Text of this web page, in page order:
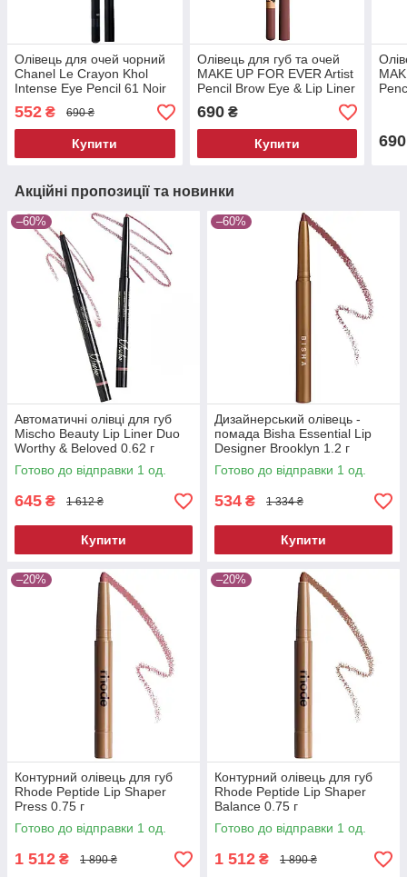
Олівець для очей чорний
Chanel Le Crayon Khol
Intense Eye Pencil 61 Noir
без коробки 1.4 г
552 ₴ 690 ₴
Купити
Олівець для губ та очей
MAKE UP FOR EVER Artist
Pencil Brow Eye & Lip Liner
708 Universal Earth без
плівки 1.4 г
690₴
Купити 690
Акційні пропозиції та новинки
–60%
Автоматичні олівці для губ
Mischo Beauty Lip Liner Duo
Worthy & Beloved 0.62 г
Готово до відправки 1 од.
645 ₴ 1 612 ₴
Купити
–60%
Дизайнерський олівець -
помада Bisha Essential Lip
Designer Brooklyn 1.2 г
Готово до відправки 1 од.
534 ₴ 1 334 ₴
Купити
–20%
Контурний олівець для губ
Rhode Peptide Lip Shaper
Press 0.75 г
Готово до відправки 1 од.
1 512 ₴ 1 890 ₴
–20%
Контурний олівець для губ
Rhode Peptide Lip Shaper
Balance 0.75 г
Готово до відправки 1 од.
1 512 ₴ 1 890 ₴